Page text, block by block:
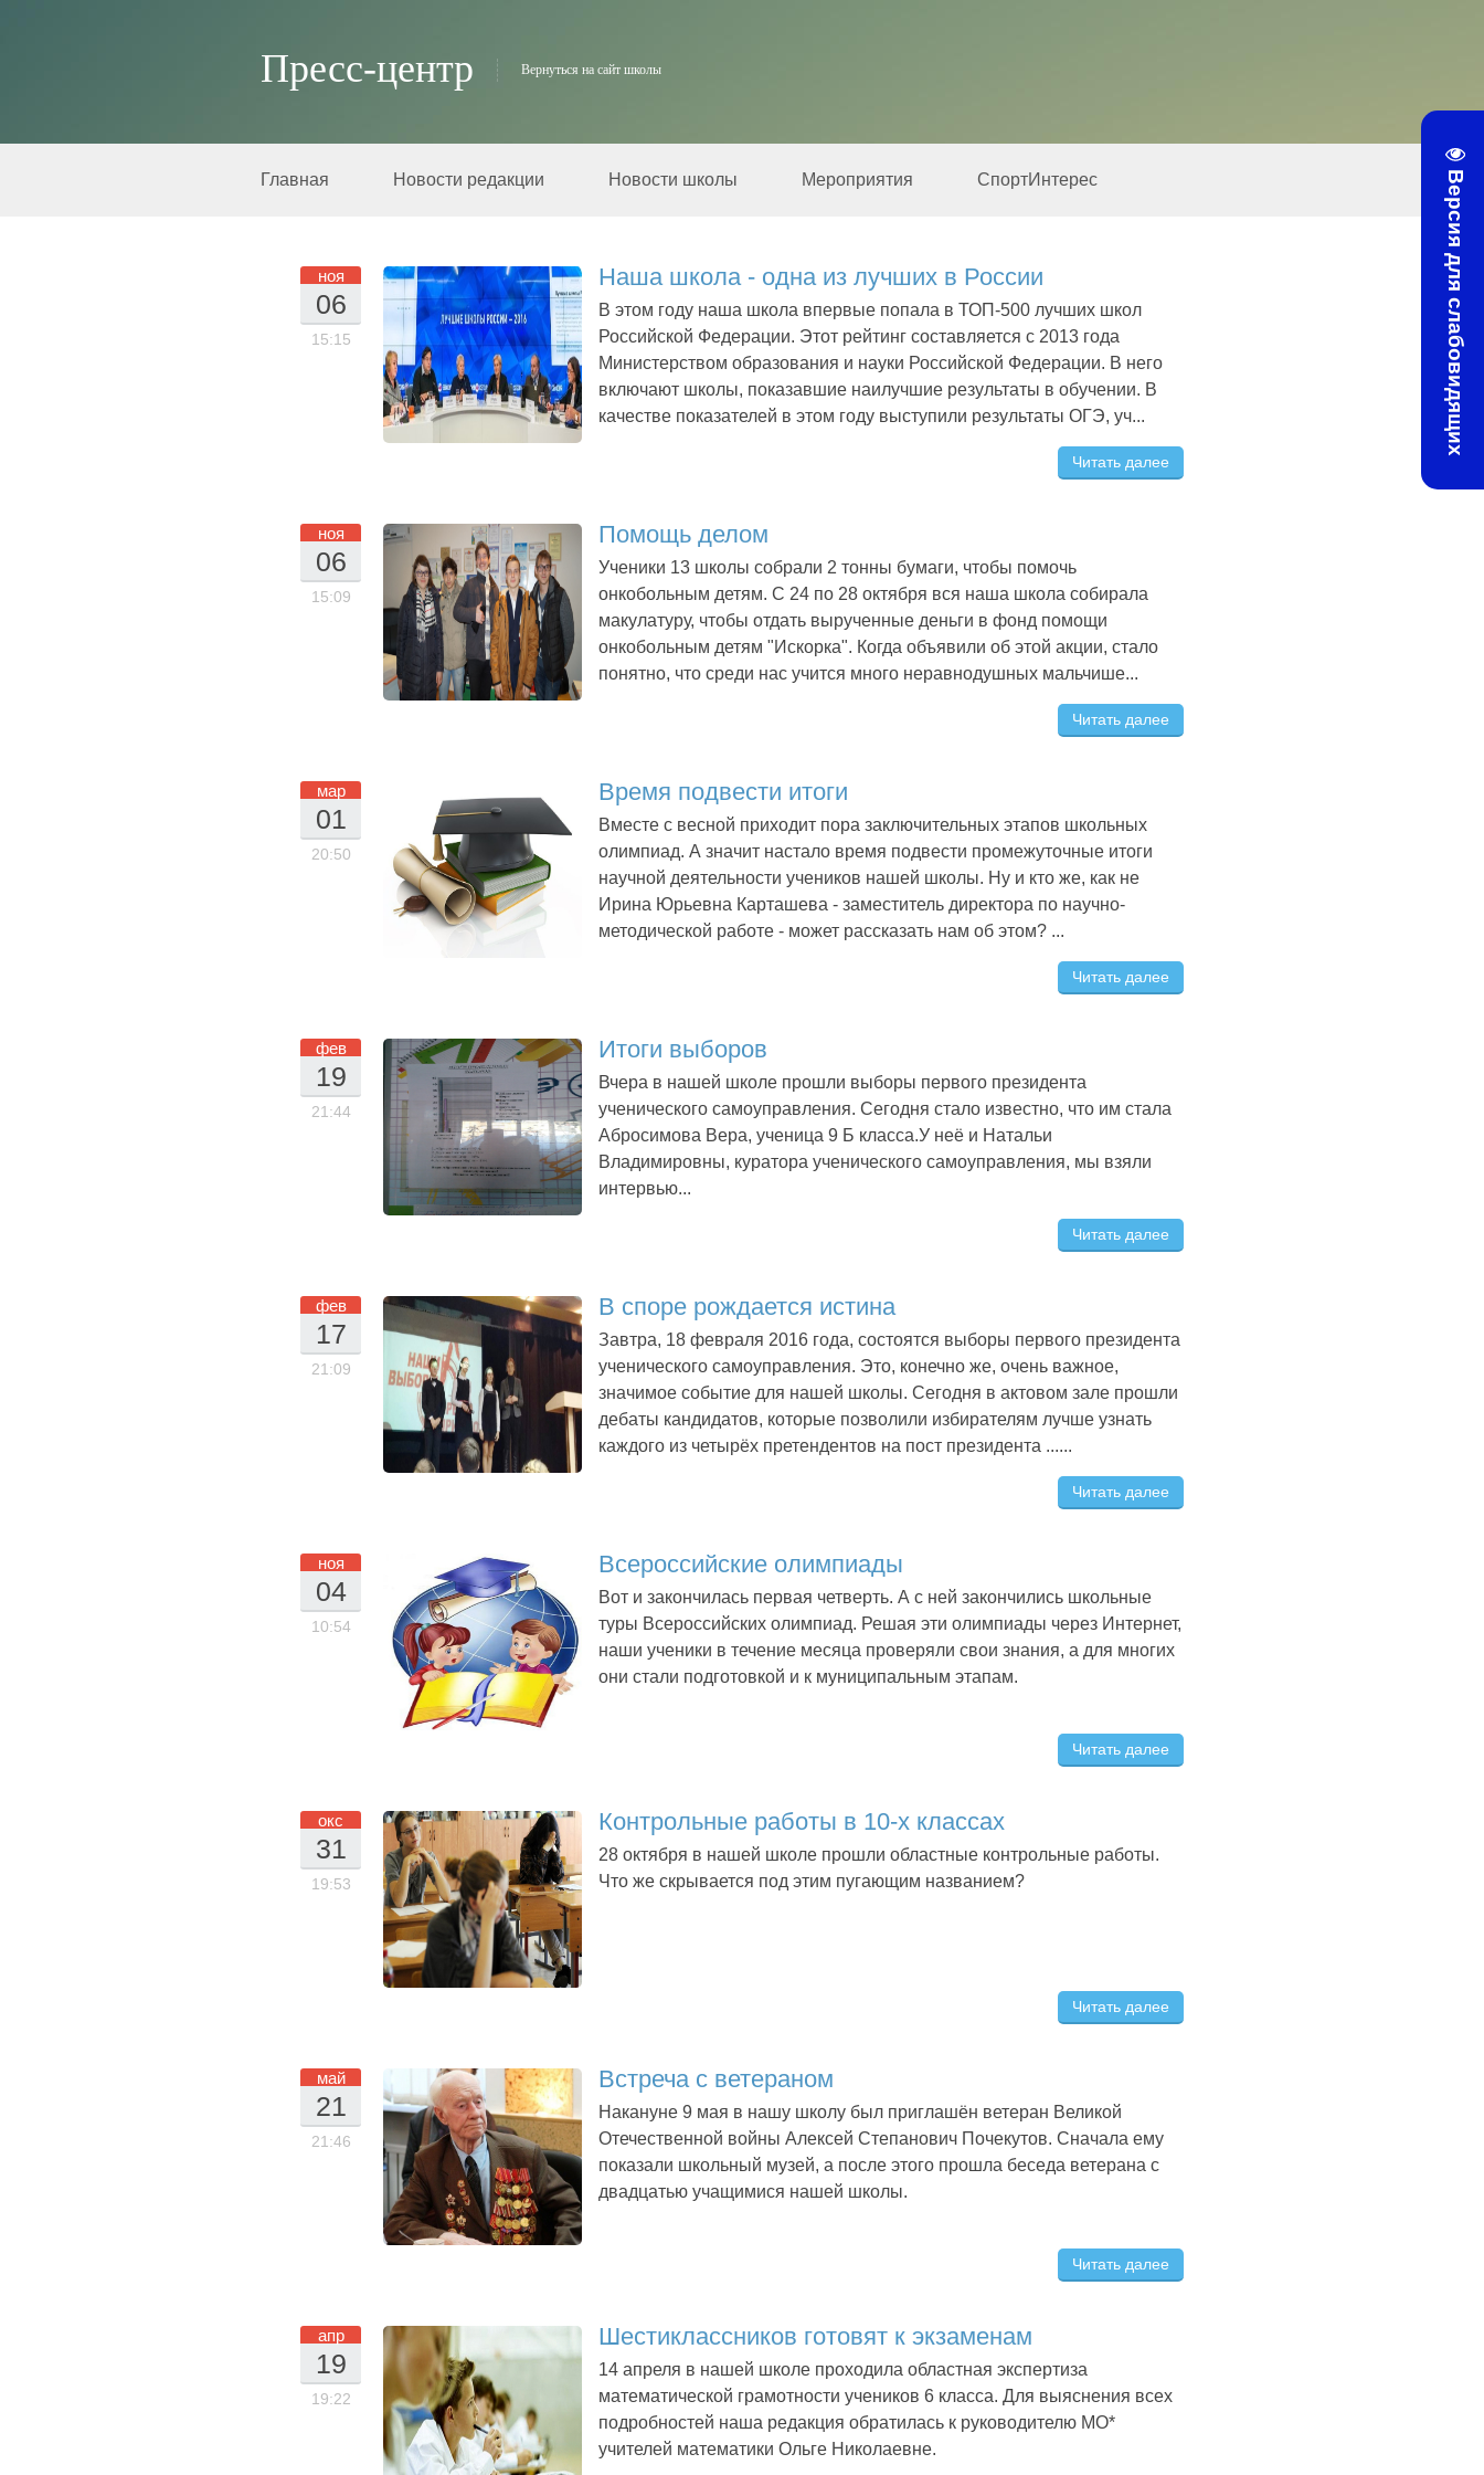
Версия для слабовидящих
Пресс-центр Вернуться на сайт школы
Главная Новости редакции Новости школы Мероприятия СпортИнтерес
ноя
06
.1
15:15
Наша школа - одна из лучших в России
В этом году наша школа впервые попала в ТОП-500 лучших школ
Российской Федерации. Этот рейтинг составляется с 2013 года
Министерством образования и науки Российской Федерации. В него
включают школы, показавшие наилучшие результаты в обучении. В
качестве показателей в этом году выступили результаты ОГЭ, уч...
Читать далее
ноя
06
.1
15:09
Помощь делом
Ученики 13 школы собрали 2 тонны бумаги, чтобы помочь
онкобольным детям. С 24 по 28 октября вся наша школа собирала
макулатуру, чтобы отдать вырученные деньги в фонд помощи
онкобольным детям "Искорка". Когда объявили об этой акции, стало
понятно, что среди нас учится много неравнодушных мальчише...
Читать далее
мар
01
.0
20:50
Время подвести итоги
Вместе с весной приходит пора заключительных этапов школьных
олимпиад. А значит настало время подвести промежуточные итоги
научной деятельности учеников нашей школы. Ну и кто же, как не
Ирина Юрьевна Карташева - заместитель директора по научно-
методической работе - может рассказать нам об этом? ...
Читать далее
фев
19
.0
21:44
Итоги выборов
Вчера в нашей школе прошли выборы первого президента
ученического самоуправления. Сегодня стало известно, что им стала
Абросимова Вера, ученица 9 Б класса.У неё и Натальи
Владимировны, куратора ученического самоуправления, мы взяли
интервью...
Читать далее
фев
17
.0
21:09
В споре рождается истина
Завтра, 18 февраля 2016 года, состоятся выборы первого президента
ученического самоуправления. Это, конечно же, очень важное,
значимое событие для нашей школы. Сегодня в актовом зале прошли
дебаты кандидатов, которые позволили избирателям лучше узнать
каждого из четырёх претендентов на пост президента ......
Читать далее
ноя
04
.1
10:54
Всероссийские олимпиады
Вот и закончилась первая четверть. А с ней закончились школьные
туры Всероссийских олимпиад. Решая эти олимпиады через Интернет,
наши ученики в течение месяца проверяли свои знания, а для многих
они стали подготовкой и к муниципальным этапам.
Читать далее
окс
31
.1
19:53
Контрольные работы в 10-х классах
28 октября в нашей школе прошли областные контрольные работы.
Что же скрывается под этим пугающим названием?
Читать далее
май
21
.0
21:46
Встреча с ветераном
Накануне 9 мая в нашу школу был приглашён ветеран Великой
Отечественной войны Алексей Степанович Почекутов. Сначала ему
показали школьный музей, а после этого прошла беседа ветерана с
двадцатью учащимися нашей школы.
Читать далее
апр
19
.0
19:22
Шестиклассников готовят к экзаменам
14 апреля в нашей школе проходила областная экспертиза
математической грамотности учеников 6 класса. Для выяснения всех
подробностей наша редакция обратилась к руководителю МО*
учителей математики Ольге Николаевне.